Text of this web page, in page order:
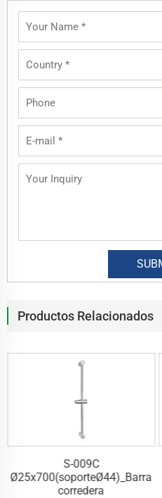
Productos Relacionados
S-009C
Ø25x700(soporteØ44)_Barra
corredera